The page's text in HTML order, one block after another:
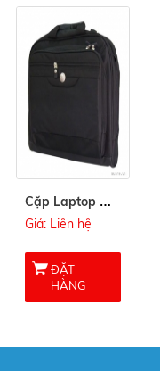
C
ặp Laptop Dell
Giá: Liên hệ
ĐẶT
HÀNG